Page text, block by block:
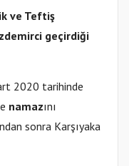
ve Teftiş
geçirdiği
2020 tarihinde
namazını
sonra Karşıyaka